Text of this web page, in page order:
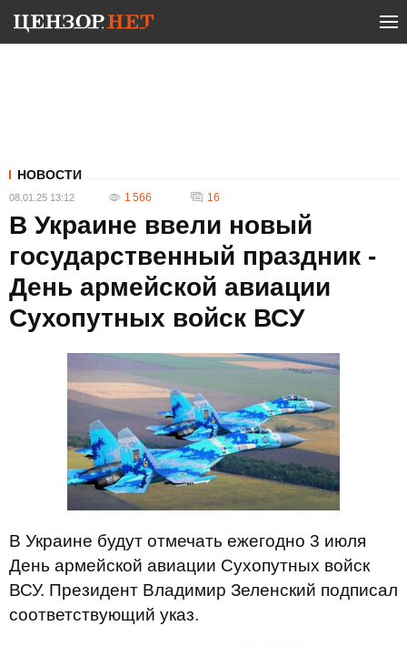
НОВОСТИ
08.01.25 13:12 1 566 16
В Украине ввели новый
государственный праздник -
День армейской авиации
Сухопутных войск ВСУ
В Украине будут отмечать ежегодно 3 июля
День армейской авиации Сухопутных войск
ВСУ. Президент Владимир Зеленский подписал
соответствующий указ.